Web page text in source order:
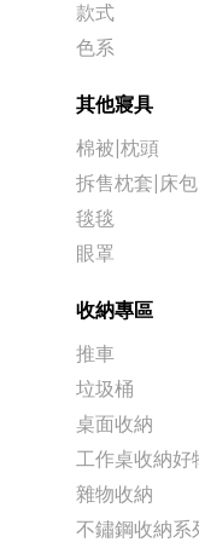
款式
色系
其他寢具
棉被|枕頭
拆售枕套|床
毯毯
眼罩
收納專區
推車
垃圾桶
桌面收納
工作桌收納好
雜物收納
不鏽鋼收納系